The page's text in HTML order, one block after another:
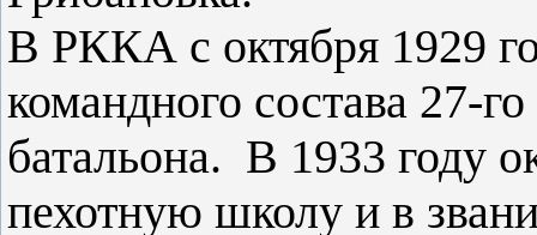
В РККА с октября 1929
командного состава 27-
батальона. В 1933 году
пехотную школу и в